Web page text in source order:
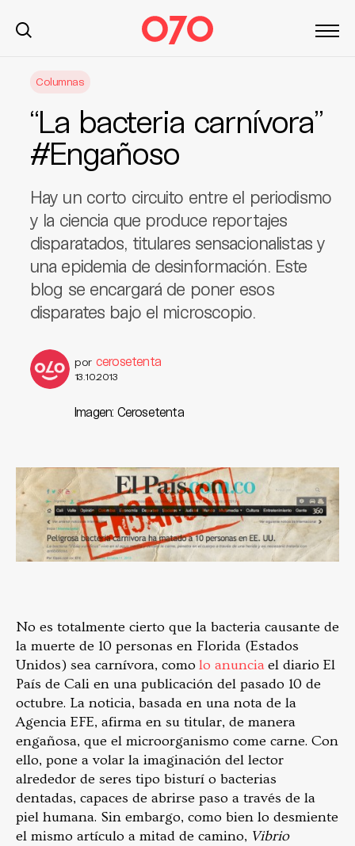
Columnas
“La bacteria carnívora”
#Engañoso
Hay un corto circuito entre el periodismo
y la ciencia que produce reportajes
disparatados, titulares sensacionalistas y
una epidemia de desinformación. Este
blog se encargará de poner esos
disparates bajo el microscopio.
por cerosetenta
13.10.2013
Imagen: Cerosetenta
No es totalmente cierto que la bacteria causante de
la muerte de 10 personas en Florida (Estados
Unidos) sea carnívora, como lo anuncia el diario El
País de Cali en una publicación del pasado 10 de
octubre. La noticia, basada en una nota de la
Agencia EFE, afirma en su titular, de manera
engañosa, que el microorganismo come carne. Con
ello, pone a volar la imaginación del lector
alrededor de seres tipo bisturí o bacterias
dentadas, capaces de abrirse paso a través de la
piel humana. Sin embargo, como bien lo desmiente
el mismo artículo a mitad de camino, Vibrio